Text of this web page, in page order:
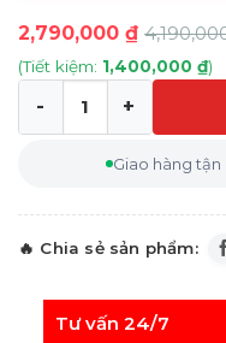
2,790,000 ₫
(Tiết kiệm: 1,400,000 ₫)
Bộ nồi GKÖCH 4
Giao hàng
Tư vấn 24/7